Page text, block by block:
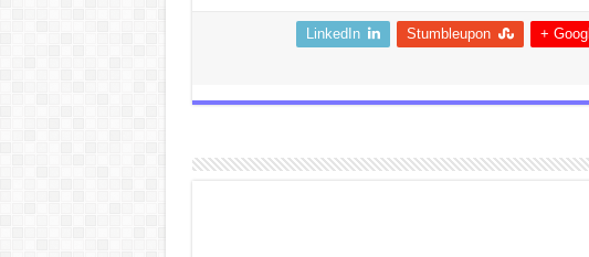
Stumbleupon
LinkedIn